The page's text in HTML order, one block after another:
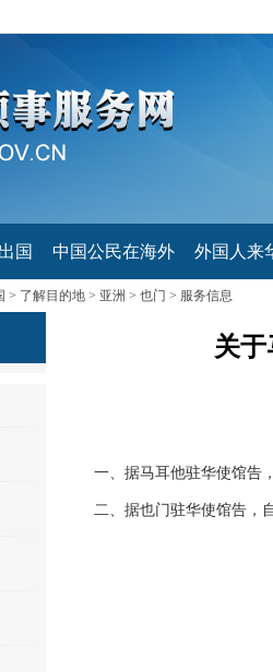
国 中国公民在海外 外国人来
> 了解目的地 > 亚洲 > 也门 > 服务信息
关
一、据马耳他驻华使馆告，
二、据也门驻华使馆告，自